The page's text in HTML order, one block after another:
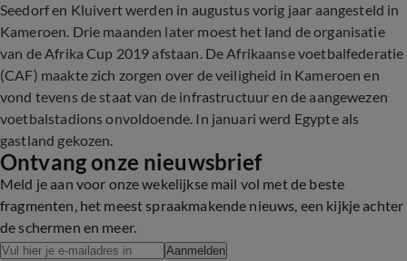
Seedorf en Kluivert werden in augustus vorig jaar aangesteld in
Kameroen. Drie maanden later moest het land de organisatie
van de Afrika Cup 2019 afstaan. De Afrikaanse voetbalfederatie
(CAF) maakte zich zorgen over de veiligheid in Kameroen en
vond tevens de staat van de infrastructuur en de aangewezen
voetbalstadions onvoldoende. In januari werd Egypte als
gastland gekozen.
Ontvang onze nieuwsbrief
Meld je aan voor onze wekelijkse mail vol met de beste
fragmenten, het meest spraakmakende nieuws, een kijkje achter
de schermen en meer.
Aanmelden